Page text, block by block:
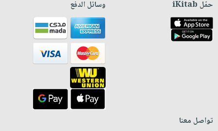
حمّل iKitab وسائل الدفع
تواصل معنا